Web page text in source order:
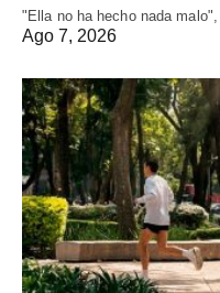
"Ella no ha hecho nada
Ago 7, 2026